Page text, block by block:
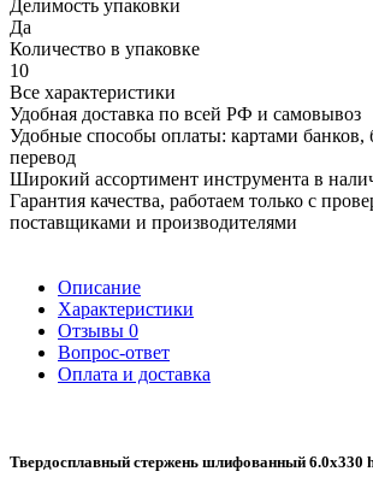
Делимость упаковки
Да
Количество в упаковке
10
Все характеристики
Удобная доставка по всей РФ и самовывоз
Удобные способы оплаты: картами банков,
перевод
Широкий ассортимент инструмента в
Гарантия качества, работаем только с
поставщиками и производителями
Описание
Характеристики
Отзывы 0
Вопрос-ответ
Оплата и доставка
Твердосплавный стержень шлифованный 6.0х330